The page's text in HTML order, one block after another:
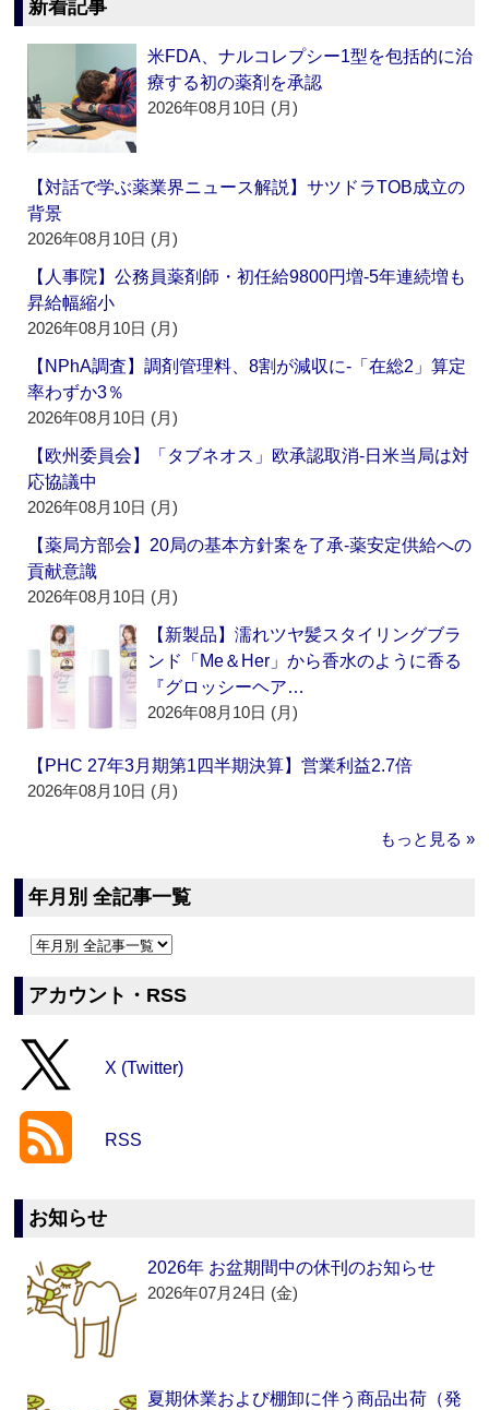
新着記事
米FDA、ナルコレプシー1型を包括的に治
療する初の薬剤を承認
2026年08月10日 (月)
【対話で学ぶ薬業界ニュース解説】サツドラTOB成立の
背景
2026年08月10日 (月)
【人事院】公務員薬剤師・初任給9800円増‐5年連続増も
昇給幅縮小
2026年08月10日 (月)
【NPhA調査】調剤管理料、8割が減収に‐「在総2」算定
率わずか3％
2026年08月10日 (月)
【欧州委員会】「タブネオス」欧承認取消‐日米当局は対
応協議中
2026年08月10日 (月)
【薬局方部会】20局の基本方針案を了承‐薬安定供給への
貢献意識
2026年08月10日 (月)
【新製品】濡れツヤ髪スタイリングブラ
ンド「Me＆Her」から香水のように香る
『グロッシーヘア…
2026年08月10日 (月)
【PHC 27年3月期第1四半期決算】営業利益2.7倍
2026年08月10日 (月)
もっと見る »
年月別 全記事一覧
アカウント・RSS
X (Twitter)
RSS
お知らせ
2026年 お盆期間中の休刊のお知らせ
2026年07月24日 (金)
夏期休業および棚卸に伴う商品出荷（発